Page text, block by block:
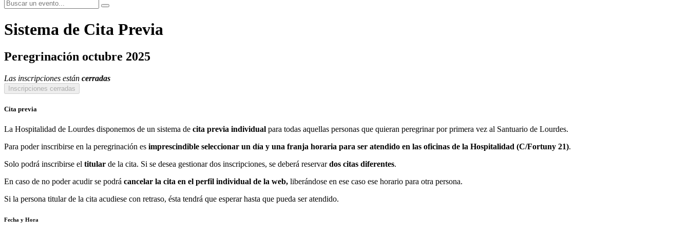
Sistema de Cita Previa
Peregrinación octubre 2025
Las inscripciones están cerradas
Inscripciones cerradas
Cita previa
La Hospitalidad de Lourdes disponemos de un sistema de cita previa individual para todas aquellas personas que quieran peregrinar por primera vez al Santuario de Lourdes.
Para poder inscribirse en la peregrinación es imprescindible seleccionar un día y una franja horaria para ser atendido en las oficinas de la Hospitalidad (C/Fortuny 21).
Solo podrá inscribirse el titular de la cita. Si se desea gestionar dos inscripciones, se deberá reservardos citas diferentes.
En caso de no poder acudir se podrá cancelar la cita en el perfil individual de la web, liberándose en ese caso ese horario para otra persona.
Si la persona titular de la cita acudiese con retraso, ésta tendrá que esperar hasta que pueda ser atendido.
Fecha y Hora